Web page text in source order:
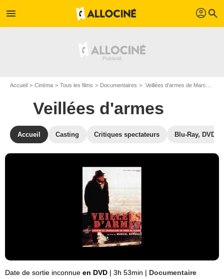
menu profil search
Accueil Cinéma Tous les films Documentaires Veillées d'armes de Marcel Ophüls
Veillées d'armes
Accueil Casting Critiques spectateurs Blu-Ray, DVD
Date de sortie inconnue en DVD | 3h 53min | Documentaire